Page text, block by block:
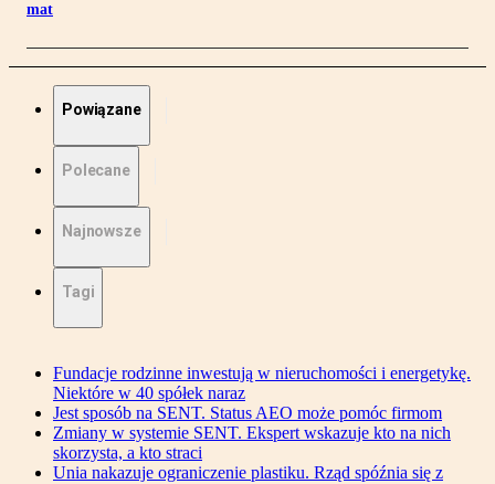
mat
Powiązane
Polecane
Najnowsze
Tagi
Fundacje rodzinne inwestują w nieruchomości i energetykę.
Niektóre w 40 spółek naraz
Jest sposób na SENT. Status AEO może pomóc firmom
Zmiany w systemie SENT. Ekspert wskazuje kto na nich
skorzysta, a kto straci
Unia nakazuje ograniczenie plastiku. Rząd spóźnia się z